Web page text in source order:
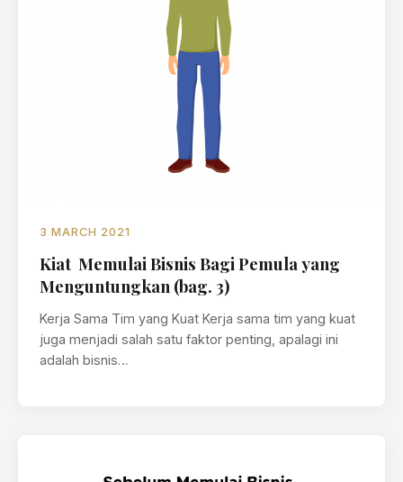
3 MARCH 2021
Kiat Memulai Bisnis Bagi Pemula yang
Menguntungkan (bag. 3)
Kerja Sama Tim yang Kuat Kerja sama tim yang kuat
juga menjadi salah satu faktor penting, apalagi ini
adalah bisnis…